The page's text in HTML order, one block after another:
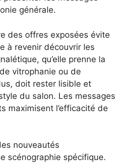
générale.
des offres exposées évite
à revenir découvrir les
qu’elle prenne la
vitrophanie ou de
doit rester lisible et
du salon. Les messages
maximisent l’efficacité de
nouveautés
scénographie spécifique.